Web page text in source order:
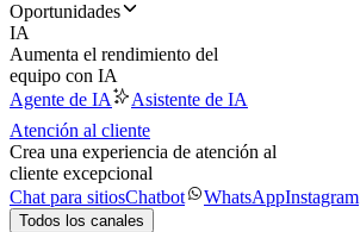
Oportunidades
IA
Aumenta el rendimiento del
equipo con IA
Agente de IA
Asistente de IA
Atención al cliente
Crea una experiencia de atención al
cliente excepcional
Chat para sitiosChatbot WhatsAppInstagram
Todos los canales